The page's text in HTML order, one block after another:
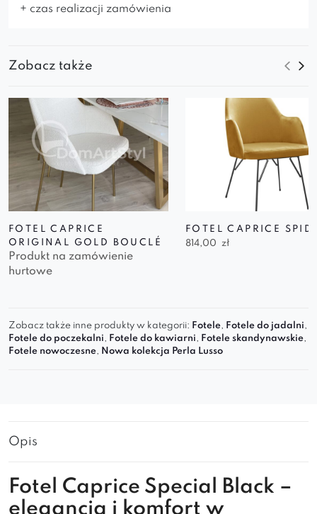
+ czas realizacji zamówienia
Zobacz także
FOTEL CAPRICE
ORIGINAL GOLD BOUCLÉ
Produkt na zamówienie
hurtowe
FOTEL CAPRICE
814,00
zł
Zobacz także inne produkty w kategorii: Fotele, Fotele do jadalni,
Fotele do poczekalni, Fotele do kawiarni, Fotele skandynawskie,
Fotele nowoczesne, Nowa kolekcja Perla Lusso
Opis
Fotel Caprice Special Black –
elegancja i komfort w